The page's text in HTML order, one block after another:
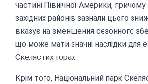
частині Північної Америки, причому
західних районів зазнали цього
вказує на зменшення сезонного
що може мати значні наслідки для
Скелястих горах.
Крім того, Національний парк